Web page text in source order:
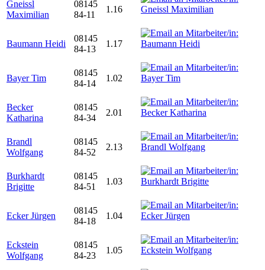
Gneissl
Maximilian
08145
84-11
1.16
Baumann Heidi
08145
84-13
1.17
Bayer Tim
08145
84-14
1.02
Becker
Katharina
08145
84-34
2.01
Brandl
Wolfgang
08145
84-52
2.13
Burkhardt
Brigitte
08145
84-51
1.03
Ecker Jürgen
08145
84-18
1.04
Eckstein
Wolfgang
08145
84-23
1.05